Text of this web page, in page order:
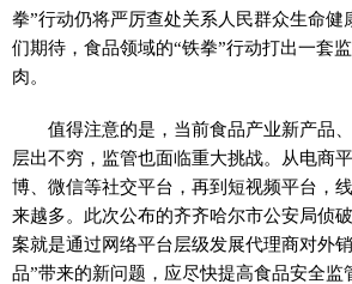
拳”行动仍将严厉查处关系人民群众生命健
们期待，食品领域的“铁拳”行动打出一套
肉。
值得注意的是，当前食品产业新产品
层出不穷，监管也面临重大挑战。从电商
博、微信等社交平台，再到短视频平台，
来越多。此次公布的齐齐哈尔市公安局侦
案就是通过网络平台层级发展代理商对外
品”带来的新问题，应尽快提高食品安全监